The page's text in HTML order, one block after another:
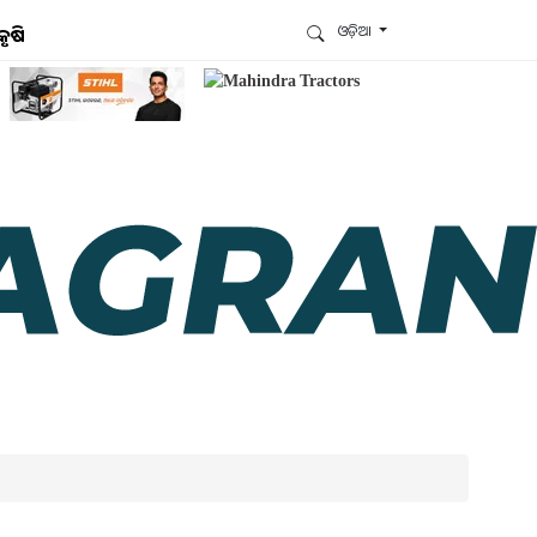
ଓଡ଼ିଆ
ଆମେ ହ୍ବାଟ୍ସଆପ୍‌ରେ ଅଛୁ ! ଆମ ହ୍ବାଟ୍ସଆପ ଗ୍ରୁପରେ
ଏବଂ ଆପଙ୍କୁ ଆବଶ୍ୟକ ହେଉଥିବା ସବୁ
ଗୁରୁତ୍ବପୂର୍ଣ୍ଣ ଅପଡେଟ୍‌ ପାଆନ୍ତୁ ପ୍ରତିଦିନ ।